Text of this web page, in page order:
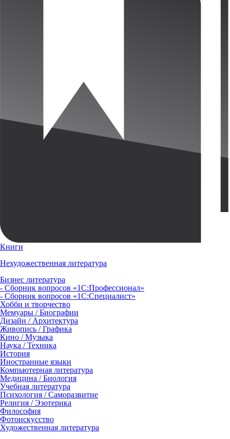
Книги
Нехудожественная литература
Бизнес литература
- Сборник вопросов «1С:Профессионал»
- Сборник вопросов «1С:Специалист»
Хобби и творчество
Мемуары / Биографии
Дизайн / Архитектура
Живопись / Графика
Кино / Музыка
Наука / Техника
История
Иностранные языки
Компьютерная литература
Медицина / Биология
Учебная литература
Психология / Саморазвитие
Религия / Эзотерика
Философия
Фотоискусство
Художественная литература